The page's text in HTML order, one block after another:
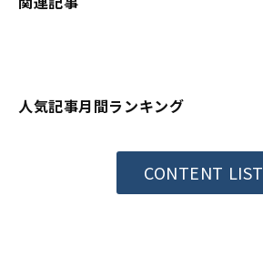
人気記事月間ランキング
CONTENT LIST